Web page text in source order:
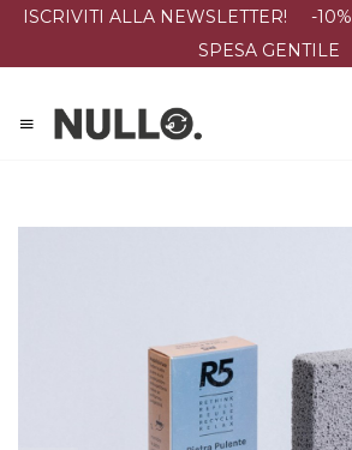
ISCRIVITI ALLA NEWSLETTER! -
SPESA GENTILE